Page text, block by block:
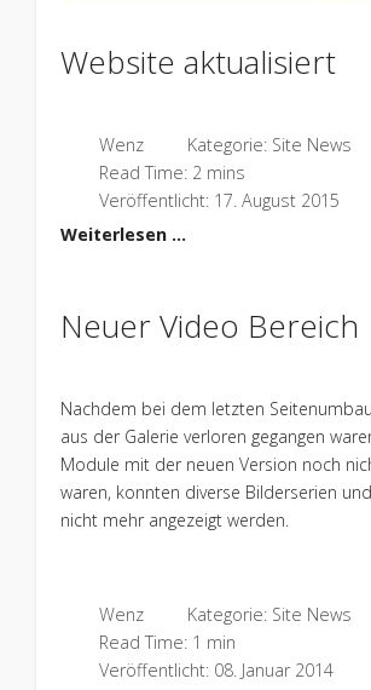
Website aktualisiert
Wenz Kategorie: Site News
Read Time: 2 mins
Veröffentlicht: 17. August 2015
Weiterlesen …
Neuer Video Bereich
Nachdem bei dem letzten
aus der Galerie verloren gegangen
Module mit der neuen Version noch
waren, konnten diverse Bilderserien
nicht mehr angezeigt werden.
Wenz Kategorie: Site News
Read Time: 1 min
Veröffentlicht: 08. Januar 2014